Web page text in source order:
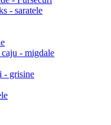
- saratele
- migdale
- grisine